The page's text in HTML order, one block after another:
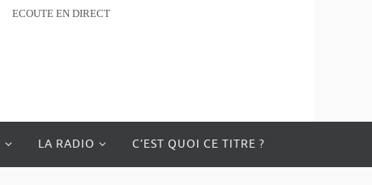
ECOUTE EN DIRECT
LA RADIO C’EST QUOI CE TITRE ?